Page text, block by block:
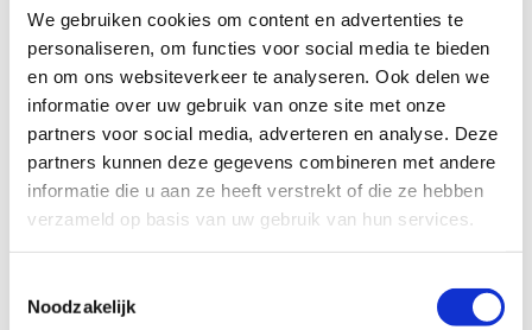
We gebruiken cookies om content en advertenties te
personaliseren, om functies voor social media te bieden
en om ons websiteverkeer te analyseren. Ook delen we
informatie over uw gebruik van onze site met onze
partners voor social media, adverteren en analyse. Deze
partners kunnen deze gegevens combineren met andere
informatie die u aan ze heeft verstrekt of die ze hebben
verzameld op basis van uw gebruik van hun services.
Noodzakelijk
en vriendelijke
zakenpartner. Ik doe al
jaren met veel plezier en
professionaliteit zaken
Maarten Knaapen
oefenruimtes tot de
complete ontzorging op
het gebied van
onderhoud. Altijd een
snelle re(actie) en een
enthousiast verhaal.
Bram en Robin weten
waar ze het over hebben